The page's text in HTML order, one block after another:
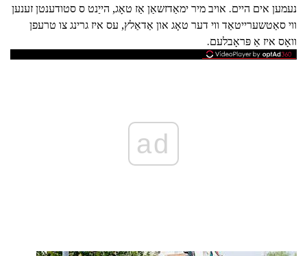
נעמען אים היים. אויב מיר ימאַדזשאַן אַז טאָג, הייַנט ס סטודענטן זענען
ווי סאַטשערייטאַד ווי דער טאָג און אַדאַלץ, עס איז גרינג צו טרעפן
וואָס איז אַ פּראָבלעם.
ad